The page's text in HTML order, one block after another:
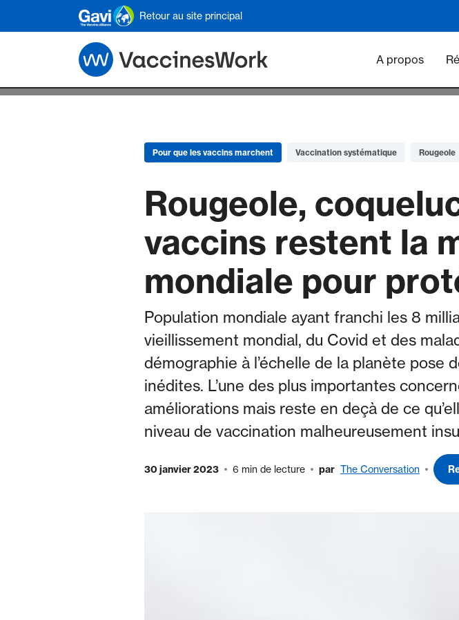
Skip to main content
Retour au site principal
Main
A propos
Pour que les vaccins marchent Vaccination systématique Rougeole
Rougeole,
vaccins restent la
mondiale pour
Population mondiale ayant franchi les 8
vieillissement mondial, du Covid et des
démographie à l’échelle de la planète
inédites. L’une des plus importantes
améliorations mais reste en deçà de ce
niveau de vaccination malheureusement
30 janvier 2023 6 min de lecture par The Conversation